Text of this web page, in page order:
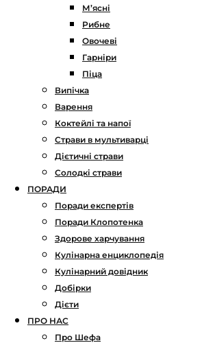
М’ясні
Рибне
Овочеві
Гарніри
Піца
Випічка
Варення
Коктейлі та напої
Страви в мультиварці
Дієтичні страви
Солодкі страви
ПОРАДИ
Поради експертів
Поради Клопотенка
Здорове харчування
Кулінарна енциклопедія
Кулінарний довідник
Добірки
Дієти
ПРО НАС
Про Шефа